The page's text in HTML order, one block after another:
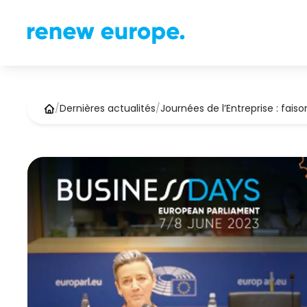
/Dernières actualités/Journées de l’Entreprise :